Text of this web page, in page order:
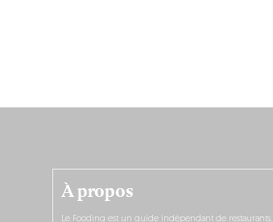
À propos
Le Fooding est un guide indépendant de restaurants,